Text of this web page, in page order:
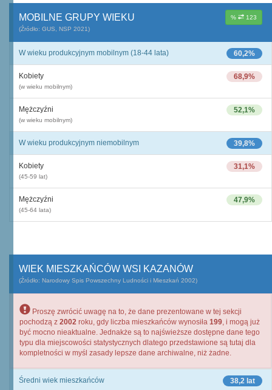
% 123
MOBILNE GRUPY WIEKU
(Źródło: GUS, NSP 2021)
60,2%
W wieku produkcyjnym mobilnym (18-44 lata)
68,9%
Kobiety
(w wieku mobilnym)
52,1%
Mężczyźni
(w wieku mobilnym)
39,8%
W wieku produkcyjnym niemobilnym
31,1%
Kobiety
(45-59 lat)
47,9%
Mężczyźni
(45-64 lata)
WIEK MIESZKAŃCÓW WSI KAZANÓW
(Źródło: Narodowy Spis Powszechny Ludności i Mieszkań 2002)
Proszę zwrócić uwagę na to, że dane prezentowane w tej sekcji
pochodzą z 2002 roku, gdy liczba mieszkańców wynosiła 199, i mogą już
być mocno nieaktualne. Jednakże są to najświeższe dostępne dane tego
typu dla miejscowości statystycznych dlatego przedstawione są tutaj dla
kompletności w myśl zasady lepsze dane archiwalne, niż żadne.
38,2 lat
Średni wiek mieszkańców